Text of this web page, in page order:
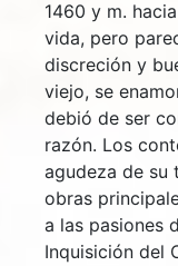
1460 y m.
vida, pero
discreción y
viejo, se
debió de ser
razón. Los
agudeza de su
obras
a las pasiones
Inquisición del